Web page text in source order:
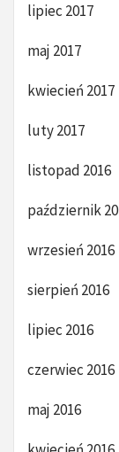
lipiec 2017
maj 2017
kwiecień 2017
luty 2017
listopad 2016
październik
wrzesień 2016
sierpień 2016
lipiec 2016
czerwiec 2016
maj 2016